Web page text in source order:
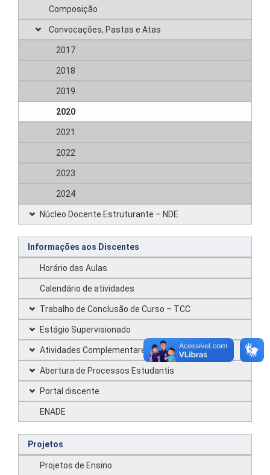
Composição
Convocações, Pastas e Atas
2017
2018
2019
2020
2021
2022
2023
2024
Núcleo Docente Estruturante – NDE
Informações aos Discentes
Horário das Aulas
Calendário de atividades
Trabalho de Conclusão de Curso – TCC
Estágio Supervisionado
Atividades Complementares
Abertura de Processos Estudantis
Portal discente
ENADE
Projetos
Projetos de Ensino